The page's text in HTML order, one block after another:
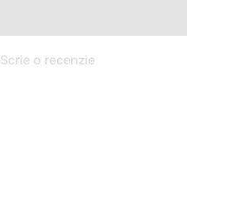
Scrie o recenzie